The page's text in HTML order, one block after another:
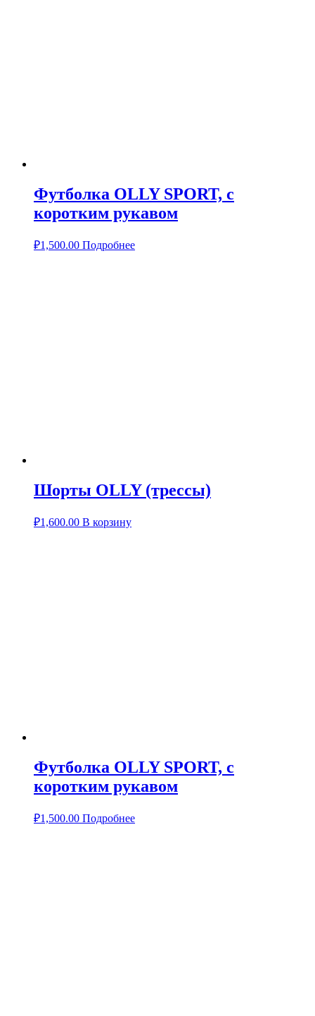
Футболка OLLY SPORT, с
коротким рукавом
₽1,500.00 Подробнее
Шорты OLLY (трессы)
₽1,600.00 В корзину
Футболка OLLY SPORT, с
коротким рукавом
₽1,500.00 Подробнее